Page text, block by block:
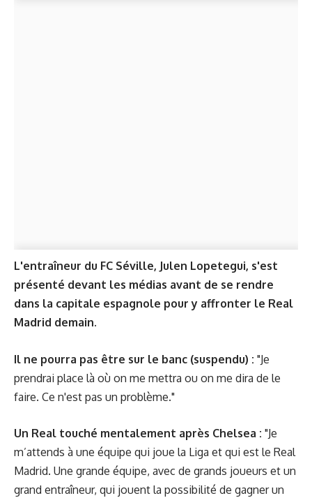
L'entraîneur du FC Séville, Julen Lopetegui, s'est
présenté devant les médias avant de se rendre
dans la capitale espagnole pour y affronter le Real
Madrid demain.
Il ne pourra pas être sur le banc (suspendu) : "Je
prendrai place là où on me mettra ou on me dira de le
faire. Ce n'est pas un problème."
Un Real touché mentalement après Chelsea : "Je
m’attends à une équipe qui joue la Liga et qui est le Real
Madrid. Une grande équipe, avec de grands joueurs et un
grand entraîneur, qui jouent la possibilité de gagner un